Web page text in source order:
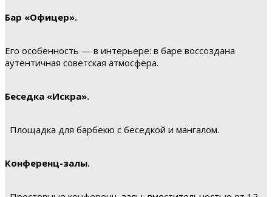
Бар «Офицер».
Его особенность — в интерьере: в баре воссоздана
аутентичная советская атмосфера.
Беседка «Искра».
Площадка для барбекю с беседкой и мангалом.
Конференц-залы.